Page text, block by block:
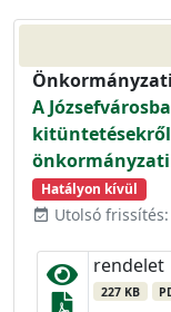
A
kitüntetésekről
Hatályon kívül
event_available Utolsó
rendelet
227 KB